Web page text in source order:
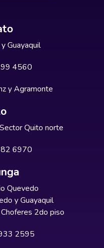
Guayaquil
4560
y Agramonte
Quito norte
6970
Quevedo
y Guayaquil
2do piso
2595